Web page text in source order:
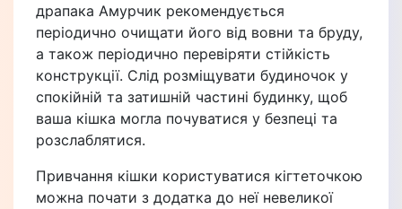
драпака Амурчик рекомендується
періодично очищати його від вовни та бруду,
а також періодично перевіряти стійкість
конструкції. Слід розміщувати будиночок у
спокійній та затишній частині будинку, щоб
ваша кішка могла почуватися у безпеці та
розслаблятися.
Привчання кішки користуватися кігтеточкою
можна почати з додатка до неї невеликої